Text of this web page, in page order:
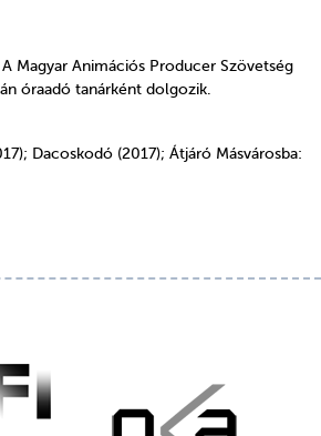
Magyar Animációs Producer Szövetség
óraadó tanárként dolgozik.
Dacoskodó (2017); Átjáró Másvárosba: